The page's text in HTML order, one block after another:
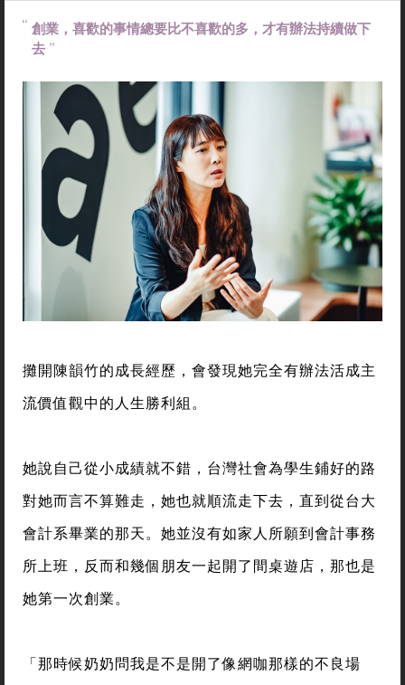
創業，喜歡的事情總要比不喜歡的多，才有辦法持續做下
去
攤開陳韻竹的成長經歷，會發現她完全有辦法活成主
流價值觀中的人生勝利組。
她說自己從小成績就不錯，台灣社會為學生鋪好的路
對她而言不算難走，她也就順流走下去，直到從台大
會計系畢業的那天。她並沒有如家人所願到會計事務
所上班，反而和幾個朋友一起開了間桌遊店，那也是
她第一次創業。
「那時候奶奶問我是不是開了像網咖那樣的不良場